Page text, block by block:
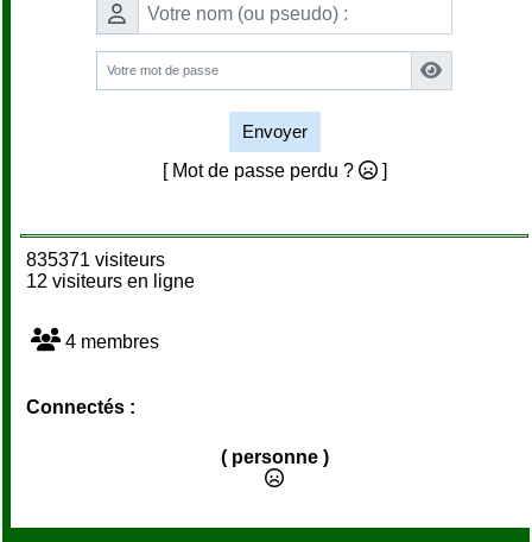
Envoyer
[ Mot de passe perdu ?
]
835371 visiteurs
12 visiteurs en ligne
4 membres
Connectés :
( personne )